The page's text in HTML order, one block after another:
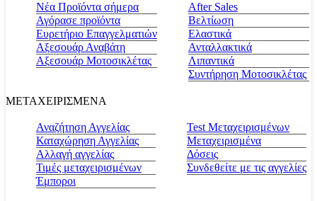
Νέα Προϊόντα σήμερα
Αγόρασε προϊόντα
Ευρετήριο Επαγγελματιών
Αξεσουάρ Αναβάτη
Αξεσουάρ Μοτοσικλέτας
Αfter Sales
Βελτίωση
Ελαστικά
Ανταλλακτικά
Λιπαντικά
Συντήρηση Μοτοσικλέτας
ΜΕΤΑΧΕΙΡΙΣΜΕΝΑ
Αναζήτηση Αγγελίας
Καταχώρηση Αγγελίας
Αλλαγή αγγελίας
Τιμές μεταχειρισμένων
Έμποροι
Test Μεταχειρισμένων
Μεταχειρισμένα
Δόσεις
Συνδεθείτε με τις αγγελίες